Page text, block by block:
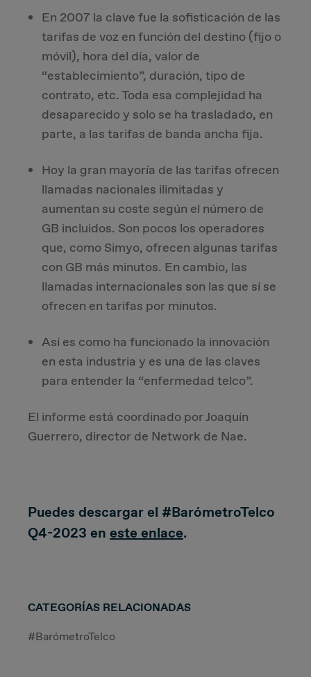
En 2007 la clave fue la sofisticación de las
tarifas de voz en función del destino (fijo o
móvil), hora del día, valor de
“establecimiento”, duración, tipo de
contrato, etc. Toda esa complejidad ha
desaparecido y solo se ha trasladado, en
parte, a las tarifas de banda ancha fija.
Hoy la gran mayoría de las tarifas ofrecen
llamadas nacionales ilimitadas y
aumentan su coste según el número de
GB incluidos. Son pocos los operadores
que, como Simyo, ofrecen algunas tarifas
con GB más minutos. En cambio, las
llamadas internacionales son las que sí se
ofrecen en tarifas por minutos.
Así es como ha funcionado la innovación
en esta industria y es una de las claves
para entender la “enfermedad telco”.
El informe está coordinado por Joaquín
Guerrero, director de Network de Nae.
Puedes descargar el #BarómetroTelco
Q4-2023 en este enlace.
CATEGORÍAS RELACIONADAS
#BarómetroTelco